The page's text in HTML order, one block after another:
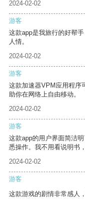
2024-02-02
游客
这款app是我旅行的好帮
人情。
2024-02-02
游客
这款加速器VPM应用程序
助你在网络上自由移动。
2024-02-02
游客
这款app的用户界面简洁
悉操作。我不用看说明书
2024-02-02
游客
这款游戏的剧情非常感人